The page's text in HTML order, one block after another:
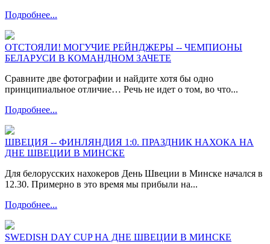
Подробнее...
ОТСТОЯЛИ! МОГУЧИЕ РЕЙНДЖЕРЫ -- ЧЕМПИОНЫ
БЕЛАРУСИ В КОМАНДНОМ ЗАЧЕТЕ
Сравните две фотографии и найдите хотя бы одно
принципиальное отличие… Речь не идет о том, во что...
Подробнее...
ШВЕЦИЯ -- ФИНЛЯНДИЯ 1:0. ПРАЗДНИК НАХОКА НА
ДНЕ ШВЕЦИИ В МИНСКЕ
Для белорусских нахокеров День Швеции в Минске начался в
12.30. Примерно в это время мы прибыли на...
Подробнее...
SWEDISH DAY CUP НА ДНЕ ШВЕЦИИ В МИНСКЕ